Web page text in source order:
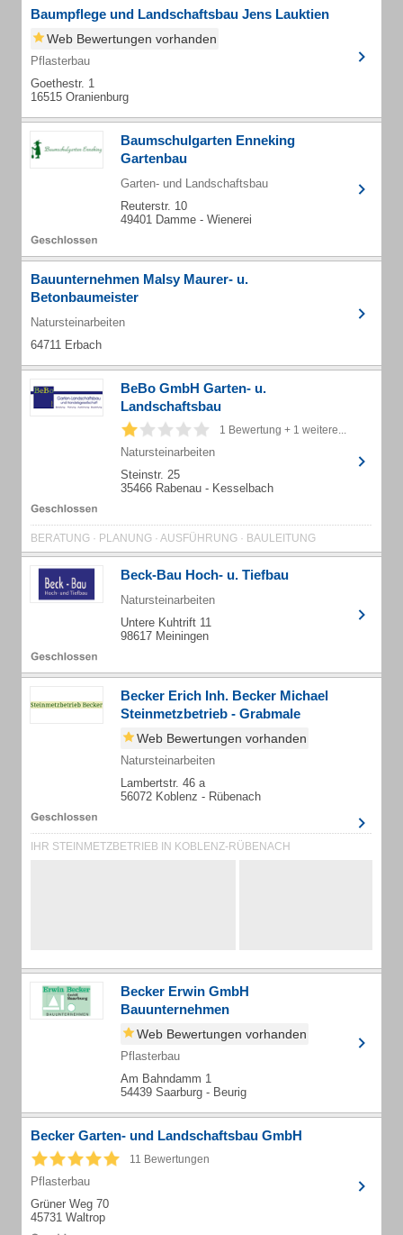
Baumpflege und Landschaftsbau Jens Lauktien
Web Bewertungen vorhanden
Pflasterbau
Goethestr. 1
16515 Oranienburg
Baumschulgarten Enneking
Gartenbau
Garten- und Landschaftsbau
Reuterstr. 10
49401 Damme - Wienerei
Bauunternehmen Malsy Maurer- u.
Betonbaumeister
Natursteinarbeiten
64711 Erbach
BeBo GmbH Garten- u.
Landschaftsbau
1 Bewertung + 1 weitere...
Natursteinarbeiten
Steinstr. 25
35466 Rabenau - Kesselbach
BERATUNG · PLANUNG · AUSFÜHRUNG · BAULEITUNG
Beck-Bau Hoch- u. Tiefbau
Natursteinarbeiten
Untere Kuhtrift 11
98617 Meiningen
Becker Erich Inh. Becker Michael
Steinmetzbetrieb - Grabmale
Web Bewertungen vorhanden
Natursteinarbeiten
Lambertstr. 46 a
56072 Koblenz - Rübenach
IHR STEINMETZBETRIEB IN KOBLENZ-RÜBENACH
Becker Erwin GmbH
Bauunternehmen
Web Bewertungen vorhanden
Pflasterbau
Am Bahndamm 1
54439 Saarburg - Beurig
Becker Garten- und Landschaftsbau GmbH
11 Bewertungen
Pflasterbau
Grüner Weg 70
45731 Waltrop